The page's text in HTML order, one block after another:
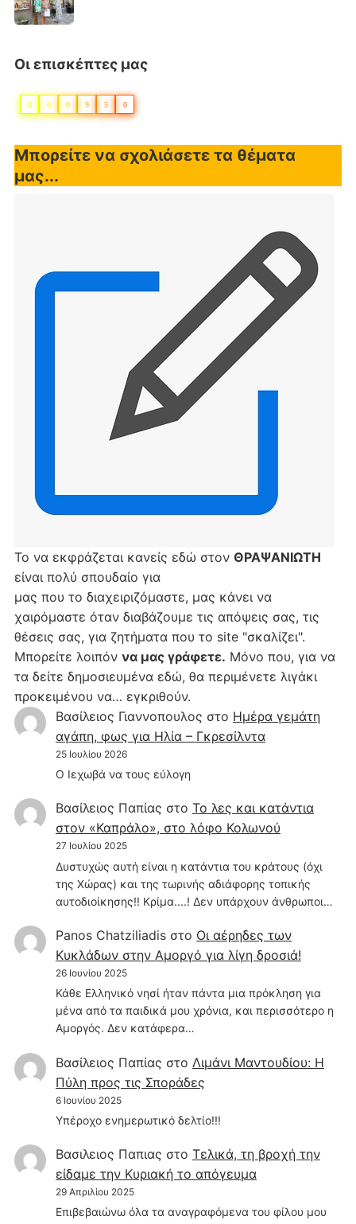
Οι επισκέπτες μας
0 6 0 9 5 0
Μπορείτε να σχολιάσετε τα θέματα
μας...
Το να εκφράζεται κανείς εδώ στον ΘΡΑΨΑΝΙΩΤΗ
είναι πολύ σπουδαίο για
μας που το διαχειριζόμαστε, μας κάνει να
χαιρόμαστε όταν διαβάζουμε τις απόψεις σας, τις
θέσεις σας, για ζητήματα που το site "σκαλίζει".
Μπορείτε λοιπόν να μας γράφετε. Μόνο που, για να
τα δείτε δημοσιευμένα εδώ, θα περιμένετε λιγάκι
προκειμένου να… εγκριθούν.
Βασίλειος Γιαννοπουλος στο Hμέρα γεμάτη
αγάπη, φως για Ηλία – Γκρεσίλντα
25 Ιουλίου 2026
Ο Ιεχωβά να τους εύλογη
Βασίλειος Παπίας στο Το λες και κατάντια
στον «Καπράλο», στο λόφο Κολωνού
27 Ιουλίου 2025
Δυστυχώς αυτή είναι η κατάντια του κράτους (όχι
της Χώρας) και της τωρινής αδιάφορης τοπικής
αυτοδιοίκησης!! Κρίμα....! Δεν υπάρχουν άνθρωποι…
Panos Chatziliadisστο Οι αέρηδες των
Κυκλάδων στην Αμοργό για λίγη δροσιά!
26 Ιουνίου 2025
Κάθε Ελληνικό νησί ήταν πάντα μια πρόκληση για
μένα από τα παιδικά μου χρόνια, και περισσότερο η
Αμοργός. Δεν κατάφερα…
Βασίλειος Παπίας στο Λιμάνι Μαντουδίου: Η
Πύλη προς τις Σποράδες
6 Ιουνίου 2025
Υπέροχο ενημερωτικό δελτίο!!!
Βασιλειος Παπιας στο Τελικά, τη βροχή την
είδαμε την Κυριακή το απόγευμα
29 Απριλίου 2025
Επιβεβαιώνω όλα τα αναγραφόμενα του φίλου μου